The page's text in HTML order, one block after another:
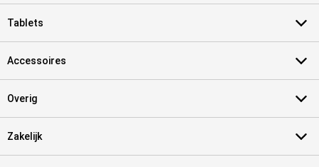
Tablets
Accessoires
Overig
Zakelijk